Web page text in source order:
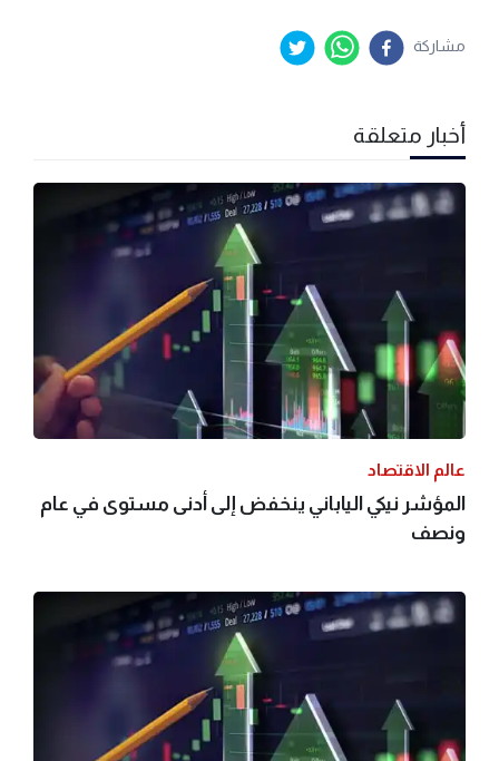
مشاركة
أخبار متعلقة
عالم الاقتصاد
المؤشر نيكي الياباني ينخفض إلى أدنى مستوى في عام
ونصف